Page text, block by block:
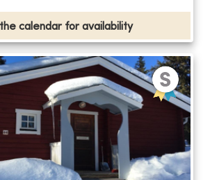
calendar for availability